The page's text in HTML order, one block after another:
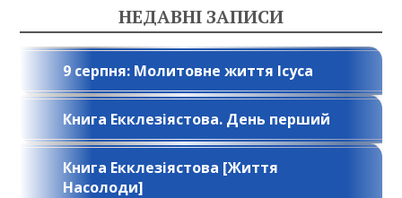
НЕДАВНІ ЗАПИСИ
9 серпня: Молитовне життя Ісуса
Книга Екклезіястова. День перший
Книга Екклезіястова [Життя
Насолоди]